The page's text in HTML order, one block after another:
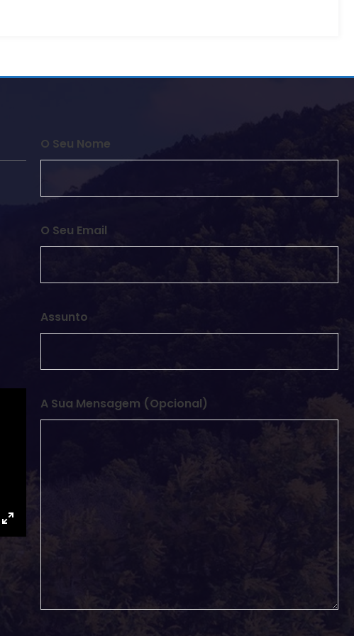
O Seu Nome
O Seu Email
Assunto
A Sua Mensagem (opcional)